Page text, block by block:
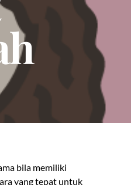
bila memiliki
yang tepat untuk